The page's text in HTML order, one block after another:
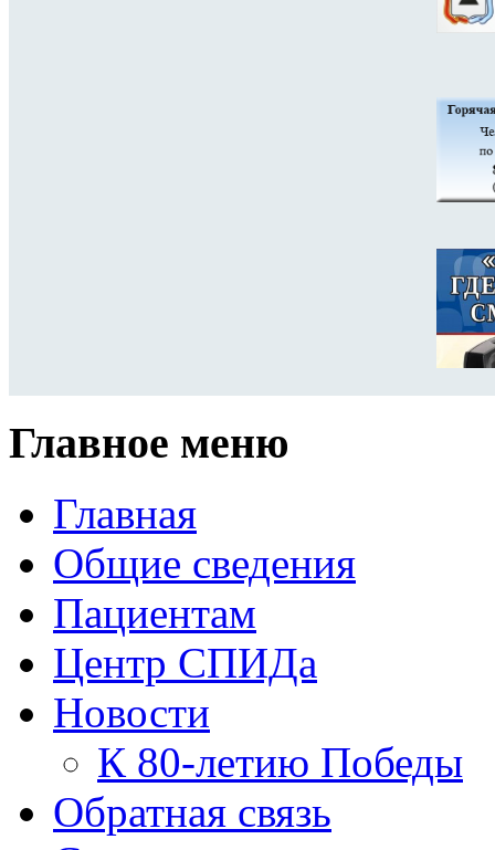
Главное меню
Главная
Общие сведения
Пациентам
Центр СПИДа
Новости
К 80-летию Победы
Обратная связь